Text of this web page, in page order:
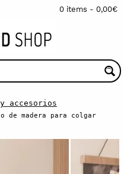
0 items - 0,00€
accesorios
de madera para colgar